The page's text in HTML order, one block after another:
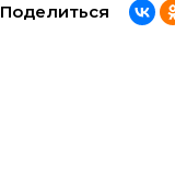
Поделиться